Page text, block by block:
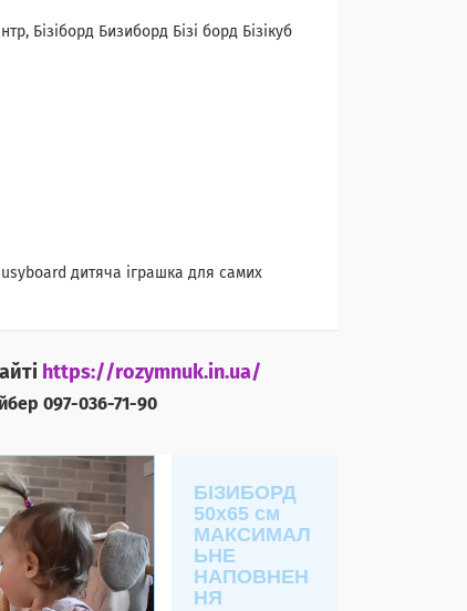
Бізіборд Бизиборд Бізі борд Бізікуб
дитяча іграшка для самих
https://rozymnuk.in.ua/
097-036-71-90
БІЗИБОРД
50х65 см
МАКСИМАЛ
ЬНЕ
НАПОВНЕН
НЯ